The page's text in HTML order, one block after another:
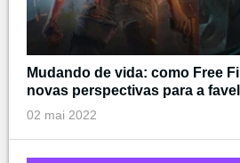
Mudando de vida: como Free
novas perspectivas para a
02 mai 2022